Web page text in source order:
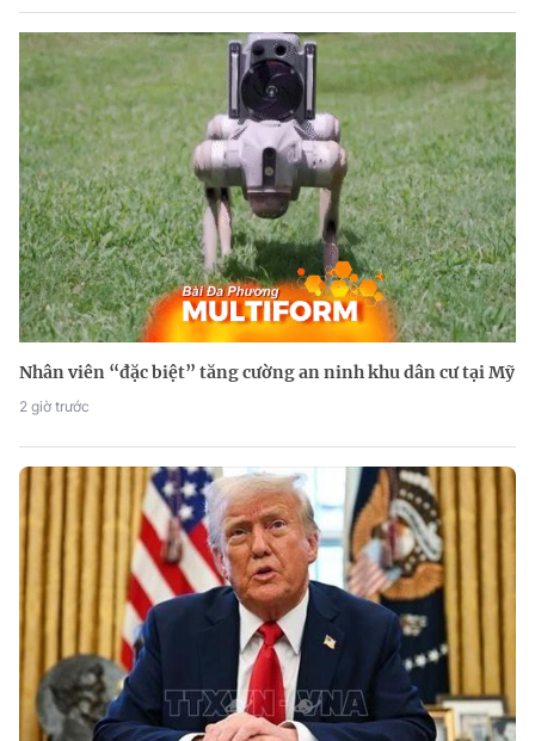
Nhân viên “đặc biệt” tăng cường an ninh khu dân cư tại Mỹ
2 giờ trước